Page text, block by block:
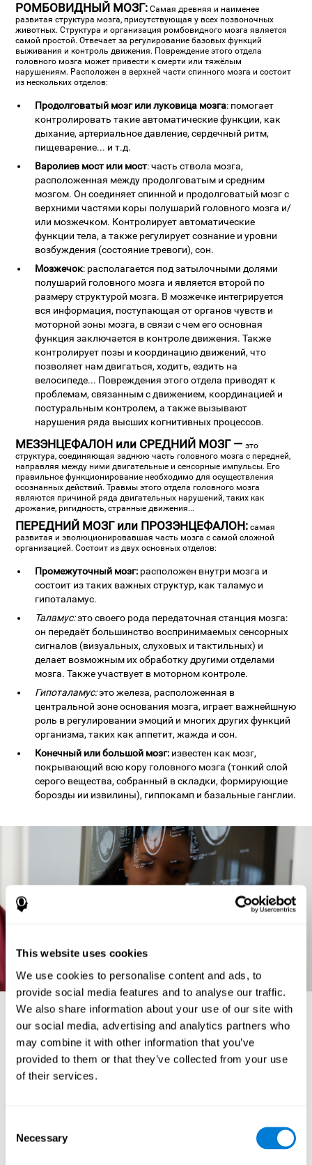
This website uses cookies
We use cookies to personalise content and ads, to
provide social media features and to analyse our traffic.
We also share information about your use of our site with
our social media, advertising and analytics partners who
may combine it with other information that you’ve
provided to them or that they’ve collected from your use
of their services.
Selection
Necessary
РОМБОВИДНЫЙ МОЗГ: Самая древняя и наименее
развитая структура мозга, присутствующая у всех позвоночных
животных. Структура и организация ромбовидного мозга является
самой простой. Отвечает за регулирование базовых функций
выживания и контроль движения. Повреждение этого отдела
головного мозга может привести к смерти или тяжёлым
нарушениям. Расположен в верхней части спинного мозга и состоит
из нескольких отделов:
Продолговатый мозг или луковица мозга: помогает
контролировать такие автоматические функции, как
дыхание, артериальное давление, сердечный ритм,
пищеварение... и т.д.
Варолиев мост или мост: часть ствола мозга,
расположенная между продолговатым и средним
мозгом. Он соединяет спинной и продолговатый мозг с
верхними частями коры полушарий головного мозга и/
или мозжечком. Контролирует автоматические
функции тела, а также регулирует сознание и уровни
возбуждения (состояние тревоги), сон.
Мозжечок: располагается под затылочными долями
полушарий головного мозга и является второй по
размеру структурой мозга. В мозжечке интегрируется
вся информация, поступающая от органов чувств и
моторной зоны мозга, в связи с чем его основная
функция заключается в контроле движения. Также
контролирует позы и координацию движений, что
позволяет нам двигаться, ходить, ездить на
велосипеде... Повреждения этого отдела приводят к
проблемам, связанным с движением, координацией и
постуральным контролем, а также вызывают
нарушения ряда высших когнитивных процессов.
МЕЗЭНЦЕФАЛОН или СРЕДНИЙ МОЗГ —это
структура, соединяющая заднюю часть головного мозга с передней,
направляя между ними двигательные и сенсорные импульсы. Его
правильное функционирование необходимо для осуществления
осознанных действий. Травмы этого отдела головного мозга
являются причиной ряда двигательных нарушений, таких как
дрожание, ригидность, странные движения...
ПЕРЕДНИЙ МОЗГ или ПРОЗЭНЦЕФАЛОН: самая
развитая и эволюционировавшая часть мозга с самой сложной
организацией. Состоит из двух основных отделов:
Промежуточный мозг: расположен внутри мозга и
состоит из таких важных структур, как таламус и
гипоталамус.
Таламус:это своего рода передаточная станция мозга:
он передаёт большинство воспринимаемых сенсорных
сигналов (визуальных, слуховых и тактильных) и
делает возможным их обработку другими отделами
мозга. Также участвует в моторном контроле.
Гипоталамус:это железа, расположенная в
центральной зоне основания мозга, играет важнейшную
роль в регулировании эмоций и многих других функций
организма, таких как аппетит, жажда и сон.
Конечный или большой мозг: известен как мозг,
покрывающий всю кору головного мозга (тонкий слой
серого вещества, собранный в складки, формирующие
борозды ии извилины), гиппокамп и базальные ганглии.
Анатомия и функции головного мозга
В этом разделе мы детально рассмотрим анатомию головного мозга
и функции его отделов.
БАЗАЛЬНЫЕ ГАНГЛИИ: подкорковые нейронные структуры,
отвечающие за двигательные функции. Получают информацию от
задействованное в контроле осознанных движений, а